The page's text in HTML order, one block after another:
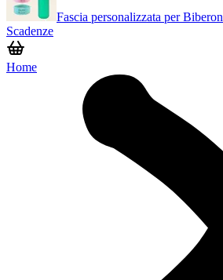
Fascia personalizzata per Biberon
Scadenze
Home